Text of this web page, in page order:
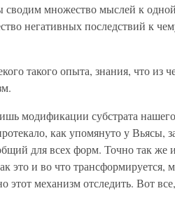
сводим множество мыслей к
негативных последствий к
такого опыта, знания, что из
модификации субстрата
как упомянуто у Вьясы,
для всех форм. Точно так же и
это и во что трансформируется,
этот механизм отследить. Вот